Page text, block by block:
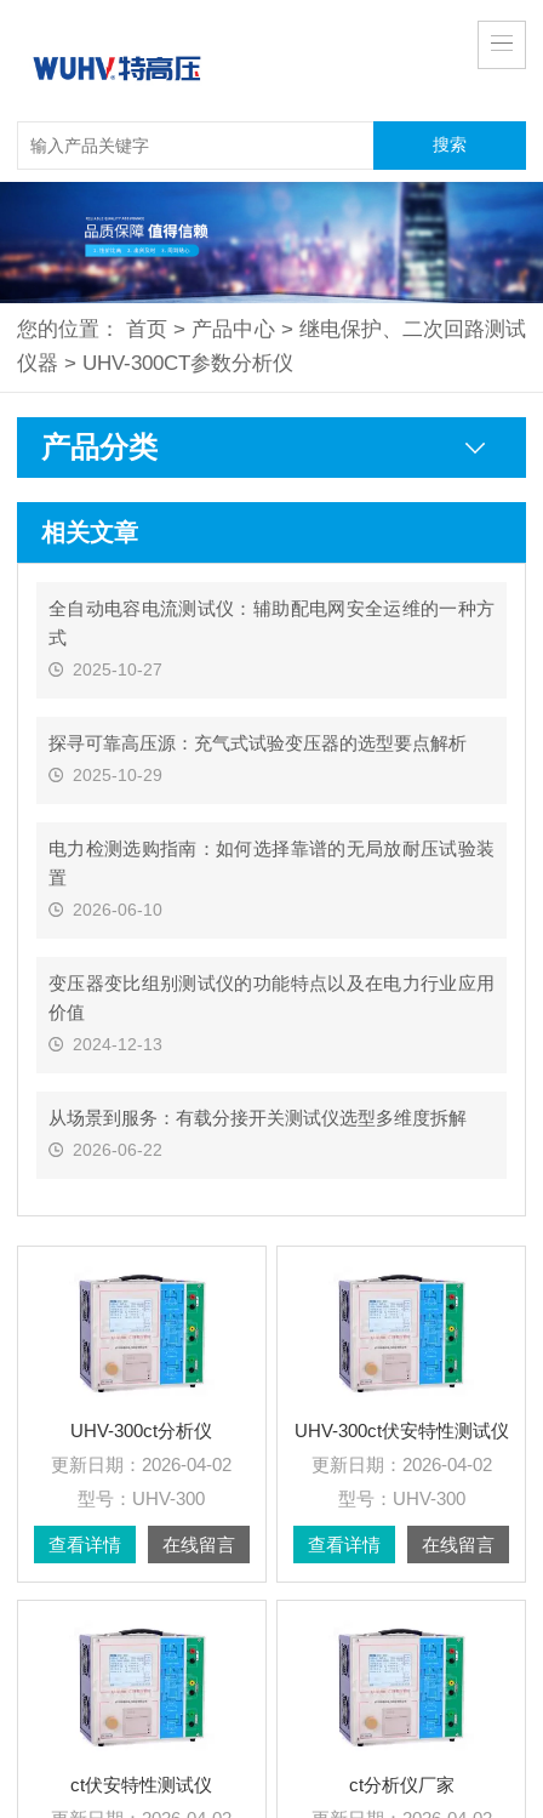
您的位置：首页 > 产品中心 > 继电保护、二次回路测试
仪器 > UHV-300CT参数分析仪
产品分类
相关文章
全自动电容电流测试仪：辅助配电网安全运维的一种方
式
2025-10-27
探寻可靠高压源：充气式试验变压器的选型要点解析
2025-10-29
电力检测选购指南：如何选择靠谱的无局放耐压试验装
置
2026-06-10
变压器变比组别测试仪的功能特点以及在电力行业应用
价值
2024-12-13
从场景到服务：有载分接开关测试仪选型多维度拆解
2026-06-22
UHV-300ct分析仪
更新日期： 2026-04-02
型号： UHV-300
查看详情 在线留言
UHV-300ct伏安特性测试仪
更新日期： 2026-04-02
型号： UHV-300
查看详情 在线留言
ct伏安特性测试仪
ct分析仪厂家